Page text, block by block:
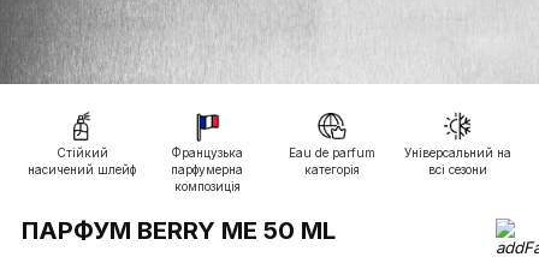
Cтійкий
насичений шлейф
Французька
парфумерна
композиція
Eau de parfum
категорія
Універсальний на
всі сезони
ПАРФУМ BERRY ME 50 ML